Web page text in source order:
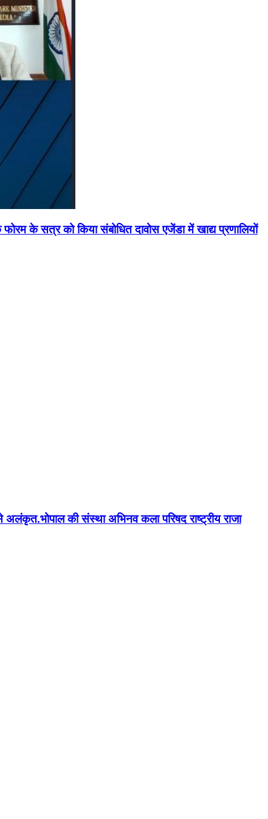
के सत्र को किया संबोधित दावोस एजेंडा में खाद्य प्रणालियों
की संस्था अभिनव कला परिषद राष्ट्रीय राजा